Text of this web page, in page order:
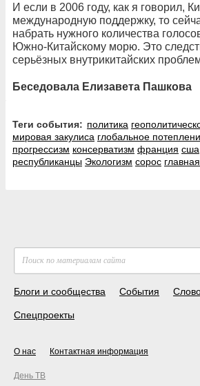
И если в 2006 году, как я говорил,
международную поддержку, то
набрать нужного количества
Южно-Китайскому морю. Это
серьёзных внутрикитайских
Беседовала Елизавета Пашкова
Теги события: политика
мировая закулиса глобальное
прогрессизм консерватизм франция сша
республиканцы Экологизм сорос главная
Блоги и сообщества События
Спецпроекты
О нас Контактная информация
День ТВ